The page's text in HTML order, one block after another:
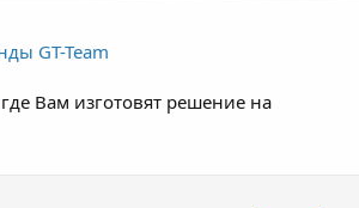
GT-Team
где Вам изготовят решение на